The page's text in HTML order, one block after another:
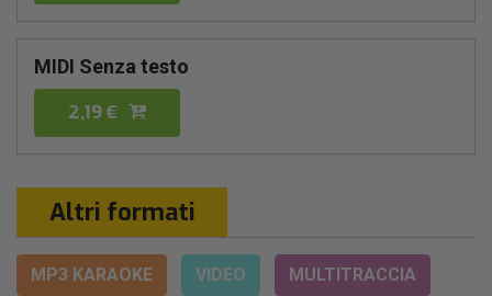
MIDI Senza testo
2,19 €
Altri formati
MP3 KARAOKE VIDEO MULTITRACCIA